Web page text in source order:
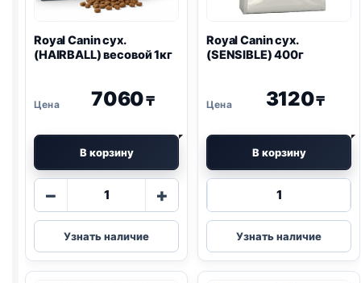
Royal Canin сух.
(HAIRBALL) весовой 1кг
7060₸
В корзину
−
Количество
Royal
Canin
сух.
+
Узнать наличие
Royal Canin сух.
(SENSIBLE) 400г
3120₸
В корзину
Количество
Royal
Canin
сух.
Узнать наличие